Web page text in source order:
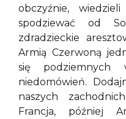
obczyźnie,
spodziewać od
zdradzieckie
Armią Czerwoną
się podziemnych
niedomówień.
naszych
Francja, później